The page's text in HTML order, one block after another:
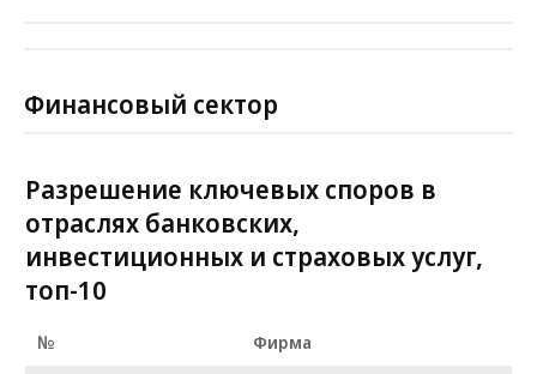
Финансовый сектор
Разрешение ключевых споров в
отраслях банковских,
инвестиционных и страховых услуг,
топ-10
№
Фирма